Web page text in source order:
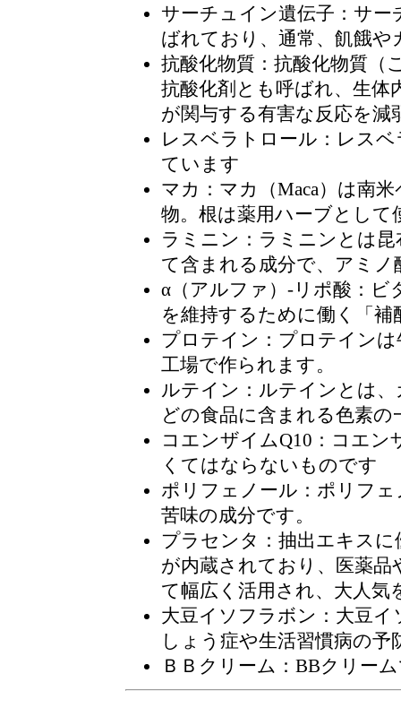
サーチュイン遺伝子 ：サ
ばれており、通常、飢餓
抗酸化物質 ：抗酸化物質（
抗酸化剤とも呼ばれ、生体
が関与する有害な反応を
レスベラトロール ：レス
ています
マカ ：マカ（Maca）は南
物。根は薬用ハーブとして
ラミニン ：ラミニンとは
て含まれる成分で、アミノ
α（アルファ）-リポ酸 ：
を維持するために働く「補
プロテイン ：プロテイン
工場で作られます。
ルテイン ：ルテインとは
どの食品に含まれる色素の
コエンザイムQ10 ：コエ
くてはならないものです
ポリフェノール ：ポリフ
苦味の成分です。
プラセンタ ：抽出エキス
が内蔵されており、医薬品
て幅広く活用され、大人気
大豆イソフラボン ：大豆
しょう症や生活習慣病の
ＢＢクリーム ：BBクリー